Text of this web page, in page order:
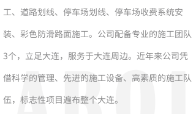
工、道路划线、停车场划线、停车场收费系统安
装、彩色防滑路面施工。公司配备专业的施工团队
3个，立足大连，服务于大连周边。近年来公司凭
借科学的管理、先进的施工设备、高素质的施工队
伍，标志性项目遍布整个大连。